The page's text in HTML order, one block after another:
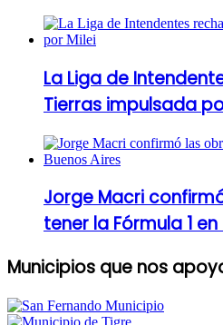
La Liga de
Tierras impulsada
Jorge Macri
tener la Fórmula 1
Municipios que nos